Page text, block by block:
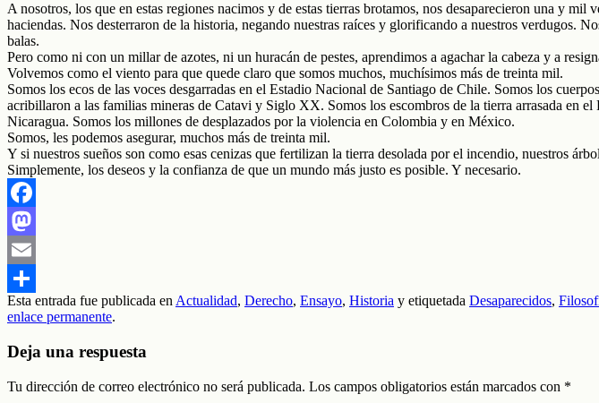
A nosotros, los que en estas regiones nacimos y de estas tierras brotamos, nos desaparecieron una y
haciendas. Nos desterraron de la historia, negando nuestras raíces y glorificando a nuestros verdugos.
balas.
Pero como ni con un millar de azotes, ni un huracán de pestes, aprendimos a agachar la cabeza y a
Volvemos como el viento para que quede claro que somos muchos, muchísimos más de treinta mil.
Somos los ecos de las voces desgarradas en el Estadio Nacional de Santiago de Chile. Somos los
acribillaron a las familias mineras de Catavi y Siglo XX. Somos los escombros de la tierra arrasada en
Nicaragua. Somos los millones de desplazados por la violencia en Colombia y en México.
Somos, les podemos asegurar, muchos más de treinta mil.
Y si nuestros sueños son como esas cenizas que fertilizan la tierra desolada por el incendio, nuestros
Simplemente, los deseos y la confianza de que un mundo más justo es posible. Y necesario.
Facebook
Mastodon
Email
Compartir
Esta entrada fue publicada enActualidad, Derecho, Ensayo, Historia y etiquetada Desaparecidos,
enlace permanente.
Deja una respuesta
Tu dirección de correo electrónico no será publicada. Los campos obligatorios están marcados con *